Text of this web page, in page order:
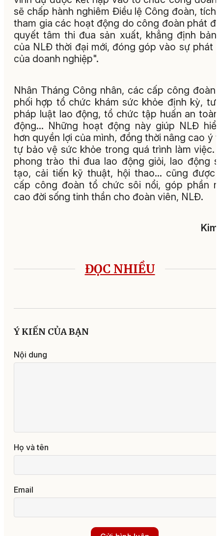
sẽ chấp hành nghiêm Điều lệ Công đoàn, tích
tham gia các hoạt động do công đoàn phát
quyết tâm thi đua sản xuất, khẳng định bản
của NLĐ thời đại mới, đóng góp vào sự phát
của doanh nghiệp".
Nhân Tháng Công nhân, các cấp công đoàn
phối hợp tổ chức khám sức khỏe định kỳ, tư
pháp luật lao động, tổ chức tập huấn an
động... Những hoạt động này giúp NLĐ
hơn quyền lợi của mình, đồng thời nâng cao ý
tự bảo vệ sức khỏe trong quá trình làm việc.
phong trào thi đua lao động giỏi, lao động
tạo, cải tiến kỹ thuật, hội thao… cũng được
cấp công đoàn tổ chức sôi nổi, góp phần
cao đời sống tinh thần cho đoàn viên, NLĐ.
ĐỌC NHIỀU
Ý KIẾN CỦA BẠN
Nội dung
Họ và tên
Email